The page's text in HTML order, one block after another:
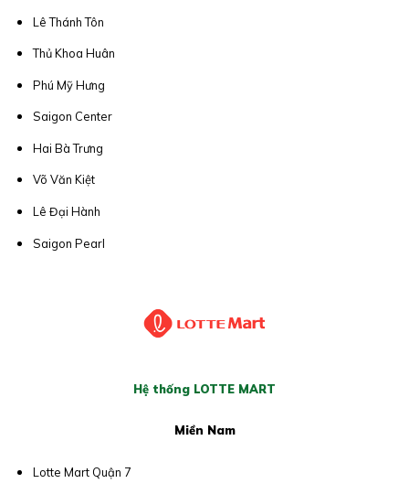
Lê Thánh Tôn
Thủ Khoa Huân
Phú Mỹ Hưng
Saigon Center
Hai Bà Trưng
Võ Văn Kiệt
Lê Đại Hành
Saigon Pearl
Hệ thống LOTTE MART
Miền Nam
Lotte Mart Quận 7